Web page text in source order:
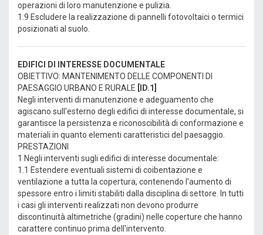
operazioni di loro manutenzione e pulizia.
1.9 Escludere la realizzazione di pannelli fotovoltaici o termici
posizionati al suolo.
EDIFICI DI INTERESSE DOCUMENTALE
OBIETTIVO: MANTENIMENTO DELLE COMPONENTI DI
PAESAGGIO URBANO E RURALE
[ID.1]
Negli interventi di manutenzione e adeguamento che
agiscano sull'esterno degli edifici di interesse documentale, si
garantisce la persistenza e riconoscibilità di conformazione e
materiali in quanto elementi caratteristici del paesaggio.
PRESTAZIONI
1 Negli interventi sugli edifici di interesse documentale:
1.1 Estendere eventuali sistemi di coibentazione e
ventilazione a tutta la copertura, contenendo l'aumento di
spessore entro i limiti stabiliti dalla disciplina di settore. In tutti
i casi gli interventi realizzati non devono produrre
discontinuità altimetriche (gradini) nelle coperture che hanno
carattere continuo prima dell'intervento.